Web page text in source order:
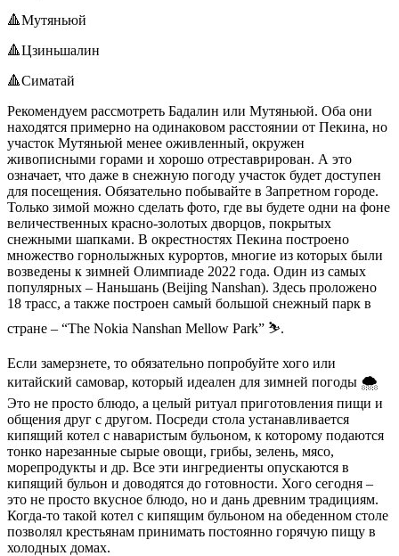
🔺️Мутяньюй
🔺️Цзиньшалин
🔺️Симатай
Рекомендуем рассмотреть Бадалин или Мутяньюй. Оба они
находятся примерно на одинаковом расстоянии от Пекина, но
участок Мутяньюй менее оживленный, окружен
живописными горами и хорошо отреставрирован. А это
означает, что даже в снежную погоду участок будет доступен
для посещения. Обязательно побывайте в Запретном городе.
Только зимой можно сделать фото, где вы будете одни на фоне
величественных красно-золотых дворцов, покрытых
снежными шапками. В окрестностях Пекина построено
множество горнолыжных курортов, многие из которых были
возведены к зимней Олимпиаде 2022 года. Один из самых
популярных – Наньшань (Beijing Nanshan). Здесь проложено
18 трасс, а также построен самый большой снежный парк в
стране – “The Nokia Nanshan Mellow Park” ⛷️.
Если замерзнете, то обязательно попробуйте хого или
китайский самовар, который идеален для зимней погоды 🌨
Это не просто блюдо, а целый ритуал приготовления пищи и
общения друг с другом. Посреди стола устанавливается
кипящий котел с наваристым бульоном, к которому подаются
тонко нарезанные сырые овощи, грибы, зелень, мясо,
морепродукты и др. Все эти ингредиенты опускаются в
кипящий бульон и доводятся до готовности. Хого сегодня –
это не просто вкусное блюдо, но и дань древним традициям.
Когда-то такой котел с кипящим бульоном на обеденном столе
позволял крестьянам принимать постоянно горячую пищу в
холодных домах.